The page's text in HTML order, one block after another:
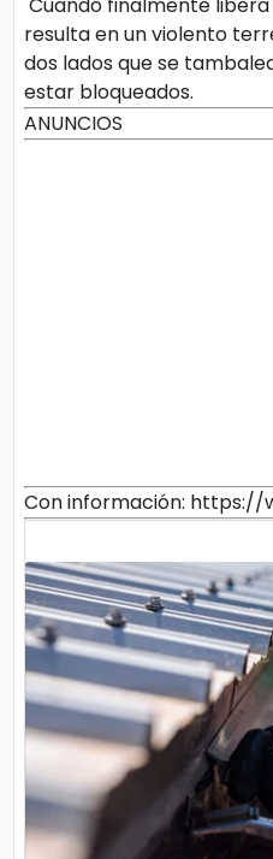
resulta en un violento
dos lados que se
estar bloqueados.
ANUNCIOS
Con información: https://